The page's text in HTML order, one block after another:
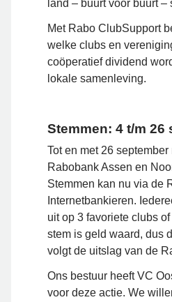
land – buurt voor buurt –
Met Rabo ClubSupport
welke clubs en
coöperatief dividend
lokale samenleving.
Stemmen: 4 t/m 26
Tot en met 26
Rabobank Assen en
Stemmen kan nu via de
Internetbankieren.
uit op 3 favoriete clubs
stem is geld waard, dus
volgt de uitslag van de
Ons bestuur heeft VC
voor deze actie. We